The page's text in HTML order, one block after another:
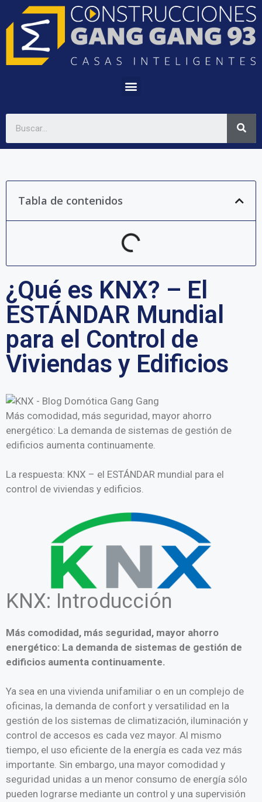
Tabla de contenidos
¿Qué es KNX? – El
ESTÁNDAR Mundial
para el Control de
Viviendas y Edificios
Más comodidad, más seguridad, mayor ahorro
energético: La demanda de sistemas de gestión de
edificios aumenta continuamente.
La respuesta: KNX – el ESTÁNDAR mundial para el
control de viviendas y edificios.
KNX: Introducción
Más comodidad, más seguridad, mayor ahorro
energético: La demanda de sistemas de gestión de
edificios aumenta continuamente.
Ya sea en una vivienda unifamiliar o en un complejo de
oficinas, la demanda de confort y versatilidad en la
gestión de los sistemas de climatización, iluminación y
control de accesos es cada vez mayor. Al mismo
tiempo, el uso eficiente de la energía es cada vez más
importante. Sin embargo, una mayor comodidad y
seguridad unidas a un menor consumo de energía sólo
pueden lograrse mediante un control y una supervisión